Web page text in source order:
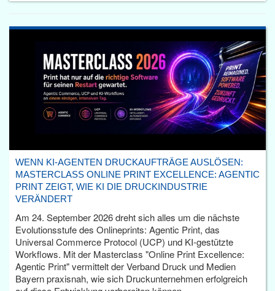
WENN KI-AGENTEN DRUCKAUFTRÄGE AUSLÖSEN:
MASTERCLASS ONLINE PRINT EXCELLENCE: AGENTIC
PRINT ZEIGT, WIE KI DIE DRUCKINDUSTRIE
VERÄNDERT
Am 24. September 2026 dreht sich alles um die nächste
Evolutionsstufe des Onlineprints: Agentic Print, das
Universal Commerce Protocol (UCP) und KI-gestützte
Workflows. Mit der Masterclass "Online Print Excellence:
Agentic Print" vermittelt der Verband Druck und Medien
Bayern praxisnah, wie sich Druckunternehmen erfolgreich